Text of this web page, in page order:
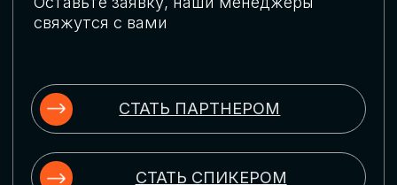
ИСКУССТВЕННЫЙ
Узнаем как компании адаптируются к
новой ИИ-реальности. Как ИИ-
сотрудники становятся
«полноправными» членами команды, как
ИИ-помощники забирают на себя рутину
и как можно значительно увеличить
производительность без огромных
затрат на нейросети